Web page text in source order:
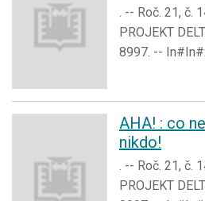
. -- Roč. 21, č.
PROJEKT
8997. --
AHA! : co
nikdo!
. -- Roč. 21, č.
PROJEKT